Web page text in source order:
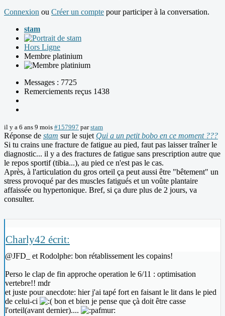
Connexion ou Créer un compte pour participer à la conversation.
stam
Hors Ligne
Membre platinium
Messages : 7725
Remerciements reçus 1438
il y a 6 ans 9 mois #157997 parstam
Réponse de stam sur le sujet Qui a un petit bobo en ce moment ???
Si tu crains une fracture de fatigue au pied, faut pas laisser traîner le
diagnostic... il y a des fractures de fatigue sans prescription autre que
le repos sportif (tibia...), au pied ce n'est pas le cas.
Après, à l'articulation du gros orteil ça peut aussi être "bêtement" un
stress provoqué par des muscles fatigués et un voûte plantaire
affaissée ou hypertonique. Bref, si ça dure plus de 2 jours, va
consulter.
Charly42 écrit:
@JFD_ et Rodolphe: bon rétablissement les copains!
Perso le clap de fin approche operation le 6/11 : optimisation
vertebre!! mdr
et juste pour anecdote: hier j'ai tapé fort en faisant le lit dans le pied
de celui-ci
bon et bien je pense que çà doit être casse
l'orteil(avant dernier)....